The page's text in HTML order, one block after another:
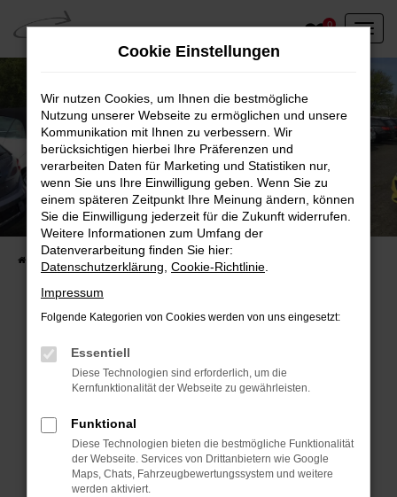
Zum
Hauptinhalt
springen
0
Unser Fahrzeugbestand vor Ort
Entdecken Sie unsere sofort verfügbaren
Fahrzeugangebote
Fehler: Network Error
Beim Laden ist ein Fehler aufgetreten.
Hier sind ein paar Tipps, die dir helfen können:
Überprüfe deine Firewall und deine
Internetverbindung.
Laden andere Webseiten, zum Beispiel deine
Suchmaschine?
Cookie Einstellungen
Wir nutzen Cookies, um Ihnen die bestmögliche
Nutzung unserer Webseite zu ermöglichen und unsere
Kommunikation mit Ihnen zu verbessern. Wir
berücksichtigen hierbei Ihre Präferenzen und
verarbeiten Daten für Marketing und Statistiken nur,
wenn Sie uns Ihre Einwilligung geben. Wenn Sie zu
einem späteren Zeitpunkt Ihre Meinung ändern, können
Sie die Einwilligung jederzeit für die Zukunft widerrufen.
Weitere Informationen zum Umfang der
Datenverarbeitung finden Sie hier:
Datenschutzerklärung Cookie-Richtlinie
Impressum
Folgende Kategorien von Cookies werden von uns eingesetzt:
Essentiell
Diese Technologien sind erforderlich, um die
Kernfunktionalität der Webseite zu gewährleisten.
Funktional
Diese Technologien bieten die bestmögliche Funktionalität
der Webseite. Services von Drittanbietern wie Google
Maps, Chats, Fahrzeugbewertungssystem und weitere
werden aktiviert.